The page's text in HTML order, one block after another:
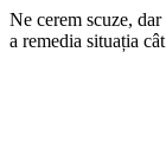
Ne cerem scuze,
a remedia situația